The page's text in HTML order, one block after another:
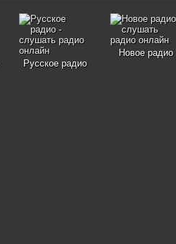
Русское радио
Новое радио